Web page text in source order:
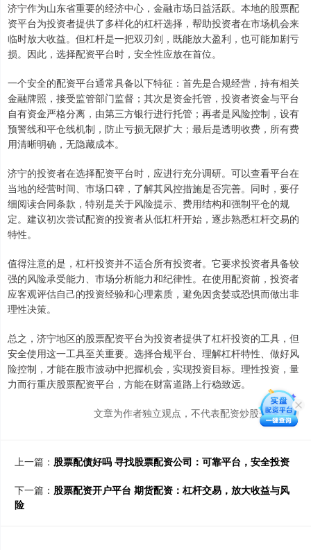
济宁作为山东省重要的经济中心，金融市场日益活跃。本地的股票配
资平台为投资者提供了多样化的杠杆选择，帮助投资者在市场机会来
临时放大收益。但杠杆是一把双刃剑，既能放大盈利，也可能加剧亏
损。因此，选择配资平台时，安全性应放在首位。
一个安全的配资平台通常具备以下特征：首先是合规经营，持有相关
金融牌照，接受监管部门监督；其次是资金托管，投资者资金与平台
自有资金严格分离，由第三方银行进行托管；再者是风险控制，设有
预警线和平仓线机制，防止亏损无限扩大；最后是透明收费，所有费
用清晰明确，无隐藏成本。
济宁的投资者在选择配资平台时，应进行充分调研。可以查看平台在
当地的经营时间、市场口碑，了解其风控措施是否完善。同时，要仔
细阅读合同条款，特别是关于风险提示、费用结构和强制平仓的规
定。建议初次尝试配资的投资者从低杠杆开始，逐步熟悉杠杆交易的
特性。
值得注意的是，杠杆投资并不适合所有投资者。它要求投资者具备较
强的风险承受能力、市场分析能力和纪律性。在使用配资前，投资者
应客观评估自己的投资经验和心理素质，避免因贪婪或恐惧而做出非
理性决策。
总之，济宁地区的股票配资平台为投资者提供了杠杆投资的工具，但
安全使用这一工具至关重要。选择合规平台、理解杠杆特性、做好风
险控制，才能在股市波动中把握机会，实现投资目标。理性投资，量
力而行重庆股票配资平台，方能在财富道路上行稳致远。
文章为作者独立观点，不代表配资炒股开户观点
上一篇： 股票配债好吗 寻找股票配资公司：可靠平台，安全投资
下一篇： 股票配资开户平台 期货配资：杠杆交易，放大收益与风
险